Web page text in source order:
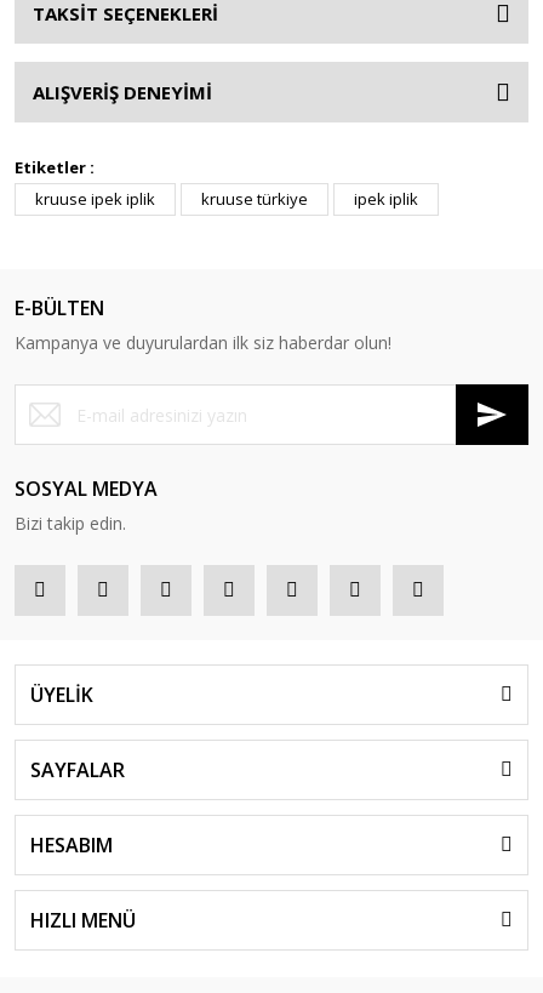
TAKSİT SEÇENEKLERİ
ALIŞVERİŞ DENEYİMİ
Etiketler :
kruuse ipek iplik
kruuse türkiye ipek iplik
E-BÜLTEN
Kampanya ve duyurulardan ilk siz haberdar olun!
SOSYAL MEDYA
Bizi takip edin.
ÜYELİK
SAYFALAR
HESABIM
HIZLI MENÜ